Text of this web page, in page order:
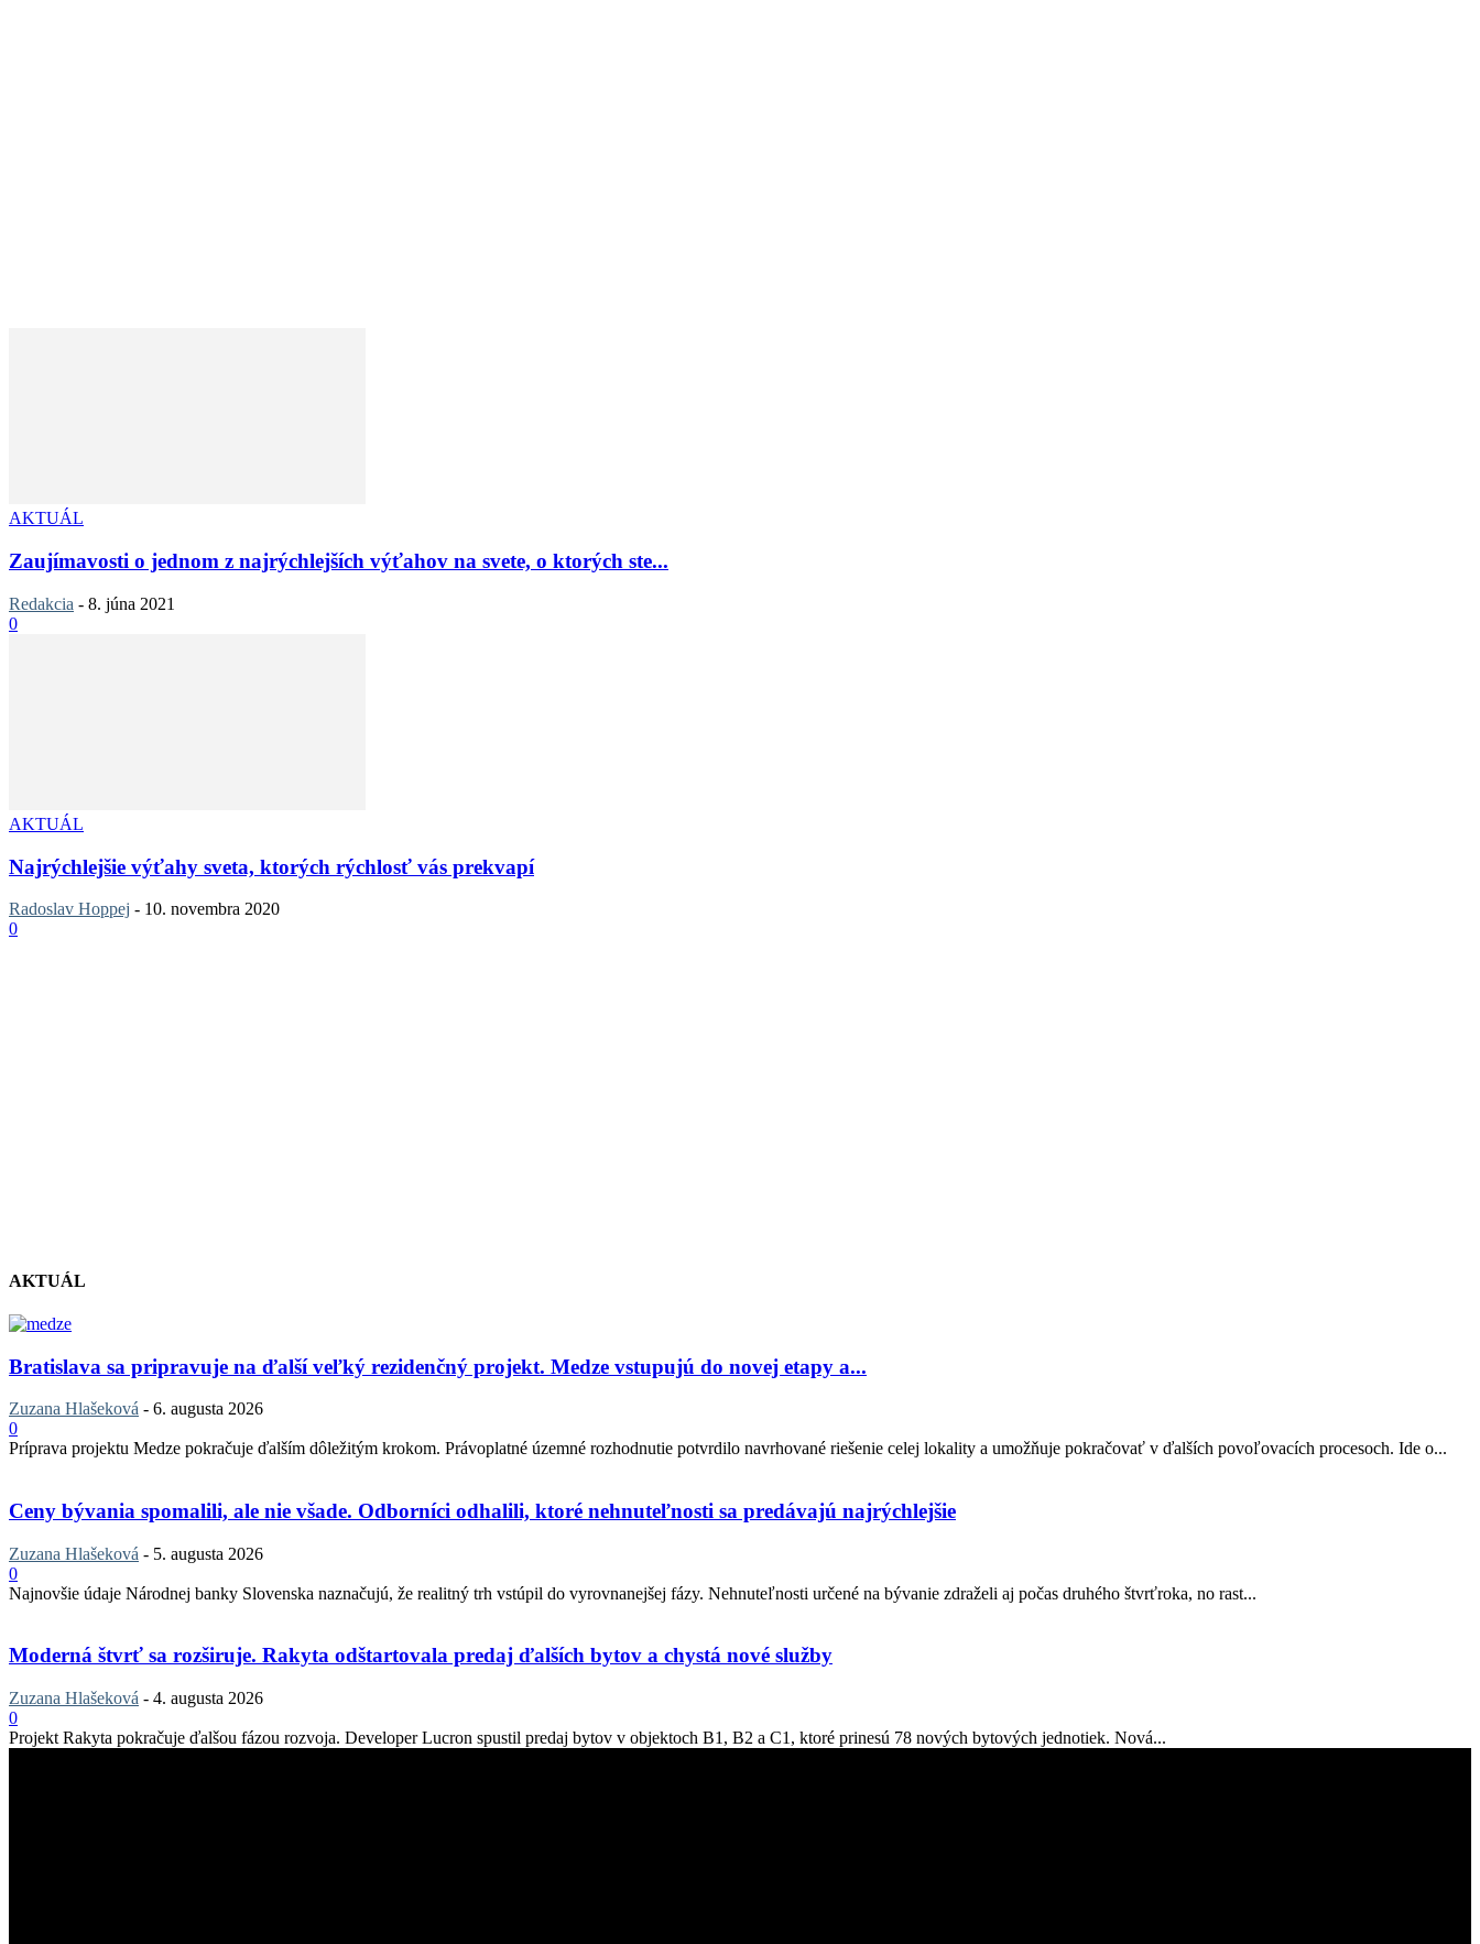
AKTUÁL
Zaujímavosti o jednom z najrýchlejších výťahov na svete, o ktorých ste...
Redakcia - 8. júna 2021
0
AKTUÁL
Najrýchlejšie výťahy sveta, ktorých rýchlosť vás prekvapí
Radoslav Hoppej - 10. novembra 2020
0
AKTUÁL
Bratislava sa pripravuje na ďalší veľký rezidenčný projekt. Medze vstupujú do novej etapy a...
Zuzana Hlašeková - 6. augusta 2026
0
Príprava projektu Medze pokračuje ďalším dôležitým krokom. Právoplatné územné rozhodnutie potvrdilo navrhované riešenie celej lokality a umožňuje pokračovať v ďalších povoľovacích procesoch. Ide o...
Ceny bývania spomalili, ale nie všade. Odborníci odhalili, ktoré nehnuteľnosti sa predávajú najrýchlejšie
Zuzana Hlašeková - 5. augusta 2026
0
Najnovšie údaje Národnej banky Slovenska naznačujú, že realitný trh vstúpil do vyrovnanejšej fázy. Nehnuteľnosti určené na bývanie zdraželi aj počas druhého štvrťroka, no rast...
Moderná štvrť sa rozširuje. Rakyta odštartovala predaj ďalších bytov a chystá nové služby
Zuzana Hlašeková - 4. augusta 2026
0
Projekt Rakyta pokračuje ďalšou fázou rozvoja. Developer Lucron spustil predaj bytov v objektoch B1, B2 a C1, ktoré prinesú 78 nových bytových jednotiek. Nová...